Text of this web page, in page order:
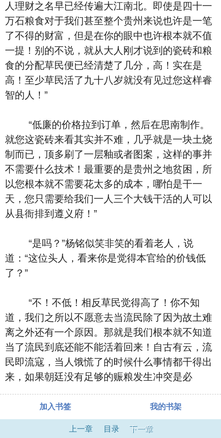
人理财之名早已经传遍大江南北。即使是四十一
万石粮食对于我们甚至整个贵州来说也许是一笔
了不得的财富，但是在你的眼中也许根本就不值
一提！别的不说，就从大人刚才说到的瓷砖和粮
食的分配草民便已经清楚了几分，高！实在是
高！至少草民活了九十八岁就没有见过您这样睿
智的人！”
“低廉的价格拉到订单，然后在思南制作。
就您这瓷砖来看其实并不难，几乎就是一块土烧
制而已，顶多刷了一层釉或者图案，这样的事并
不需要什么技术！最重要的是贵州之地贫困，所
以您根本就不需要花太多的成本，哪怕是干一
天，您只需要给我们一人三个大钱干活的人可以
从县衙排到遵义府！”
“是吗？”杨铭似笑非笑的看着老人，说
道：“这位头人，看来你是觉得本官给的价钱低
了？”
“不！不低！相反草民觉得高了！你不知
道，我们之所以不愿意去当流民除了因为故土难
离之外还有一个原因。那就是我们根本就不知道
当了流民到底还能不能活着回来！自古有云，流
民即流寇，当人饿慌了的时候什么事情都干得出
来，如果朝廷没有足够的赈粮发生冲突是必
加入书签 我的书架
上一章 目录 下一章